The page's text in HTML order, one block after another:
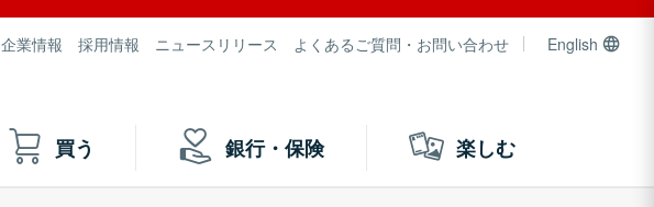
企業情報 採用情報 ニュースリリース よくあるご質問・お問い合わせ English
買う 銀行・保険 楽しむ